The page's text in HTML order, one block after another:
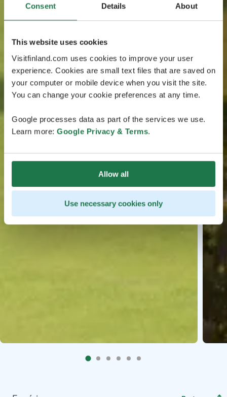
Consent Details About
This website uses cookies
Visitfinland.com uses cookies to improve your user
experience. Cookies are small text files that are saved on
your computer or mobile device when you visit the site.
You can change your cookie preferences at any time.
Google processes data as part of the services we use.
Learn more: Google Privacy & Terms.
Allow all
Use necessary cookies only